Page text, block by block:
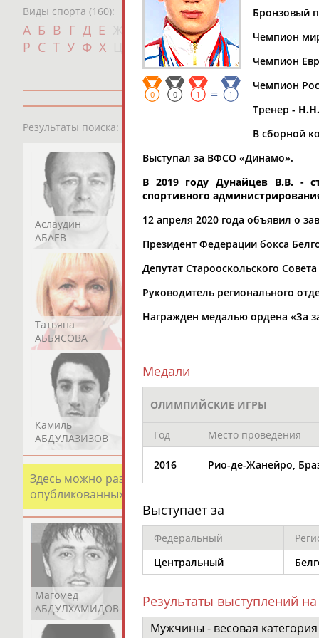
Виды спорта (160):
А Б В Г Д Е К Л М Н
П
Р С Т У Ф Х Ш Щ Э Ю Я
с
Результаты поиска:
Аслаудин
АБАЕВ
Елена
Мария
АБАКУМОВА
Татьяна
АББЯСОВА
Акжана
Артур
Камиль
АБДУЛАЗИЗОВ
АБДУЛБЕКОВ
АБДУЛДАУДОВ
Здесь можно разместить информацию о хорошо
опубликованных записях. Страна должна знать
Магомед
АБДУЛХАМИДОВ
Шамиль
АБДУРАХМАНОВ
АБДУРАШИДОВ
0 0 1 = 1
Бронзовый
Чемпион
Чемпион
Чемпион
Тренер -
В сборной
Выступал за ВФСО «Динамо».
В 2019 году Дунайцев В.В. -
спортивного
12 апреля 2020 года объявил о
Президент Федерации бокса
Депутат Старооскольского
Руководитель регионального
Награжден медалью ордена «За
Медали
ОЛИМПИЙСКИЕ ИГРЫ
Год Место проведения
2016 Рио-де-Жанейро,
Выступает за
Федеральный
Центральный
Результаты выступлений
Мужчины - весовая категория